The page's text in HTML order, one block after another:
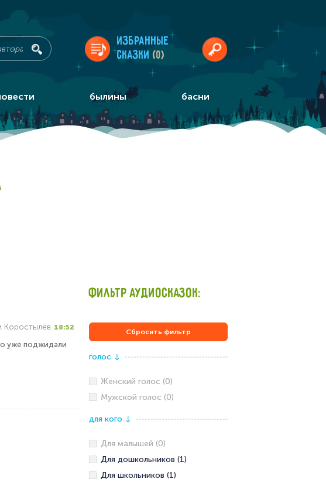
Избранные
сказки (0)
былины басни
Коростылёв 18:52
уже поджидали
ФИЛЬТР АУДИОСКАЗОК:
Сбросить фильтр
голос ↓
Женский голос (0)
Мужской голос (0)
для кого ↓
Для малышей (0)
Для дошкольников (1)
Для школьников (1)